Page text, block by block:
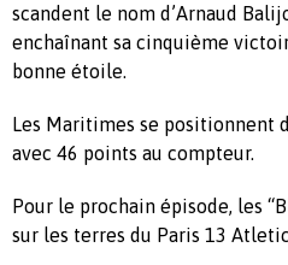
scandent le nom d’Arnaud
enchaînant sa cinquième
bonne étoile.
Les Maritimes se positionnent
avec 46 points au compteur.
Pour le prochain épisode, les
sur les terres du Paris 13